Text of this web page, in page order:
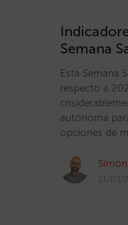
Semana
Esta Semana
respecto a
autónoma
opciones de
21/03/